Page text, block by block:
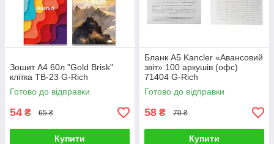
Зошит A4 60л "Gold Brisk"
клітка ТВ-23 G-Rich
Готово до відправки
54 ₴ 65 ₴
Купити
Бланк А5 Kancler «Авансовий
звіт» 100 аркушів (офс)
71404 G-Rich
Готово до відправки
58 ₴ 70 ₴
Купити